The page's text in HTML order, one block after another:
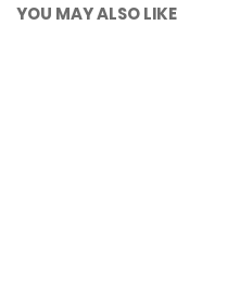
YOU MAY ALSO LIKE